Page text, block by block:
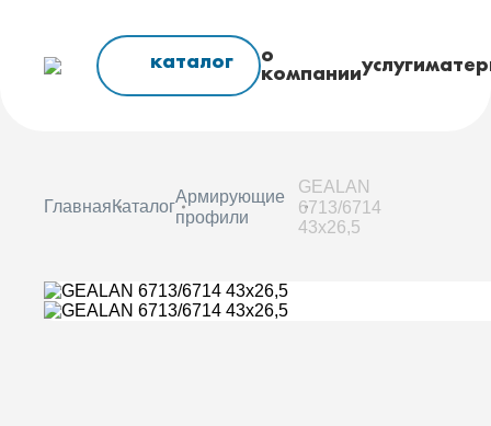
каталог о
компанииуслуги
ГлавнаяКаталог
Армирующие
профили
GEALAN
6713/6714
43x26,5